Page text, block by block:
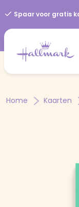
Spaar voor gratis
Home Kaarten